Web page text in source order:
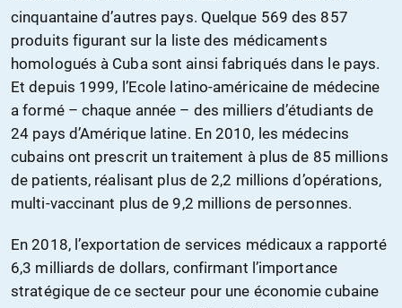
cinquantaine d’autres pays. Quelque 569 des 857
produits figurant sur la liste des médicaments
homologués à Cuba sont ainsi fabriqués dans le pays.
Et depuis 1999, l’Ecole latino-américaine de médecine
a formé – chaque année – des milliers d’étudiants de
24 pays d’Amérique latine. En 2010, les médecins
cubains ont prescrit un traitement à plus de 85 millions
de patients, réalisant plus de 2,2 millions d’opérations,
multi-vaccinant plus de 9,2 millions de personnes.
En 2018, l’exportation de services médicaux a rapporté
6,3 milliards de dollars, confirmant l’importance
stratégique de ce secteur pour une économie cubaine